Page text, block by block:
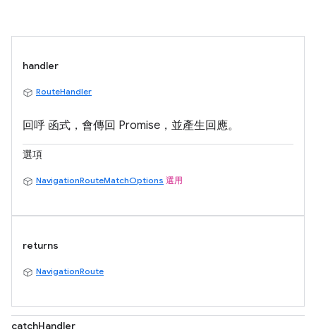
handler
RouteHandler
回呼 函式，會傳回 Promise，並產生回應。
選項
NavigationRouteMatchOptions 選用
returns
NavigationRoute
catchHandler